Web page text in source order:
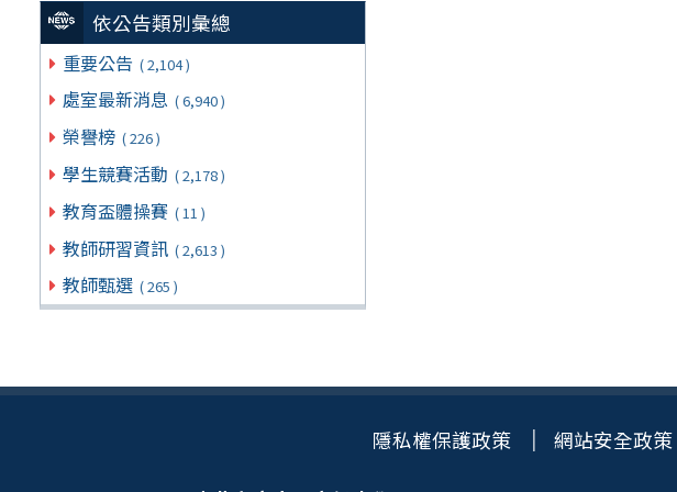
依公告類別彙總
重要公告 ( 2,104 )
處室最新消息 ( 6,940 )
榮譽榜 ( 226 )
學生競賽活動 ( 2,178 )
教育盃體操賽 ( 11 )
教師研習資訊 ( 2,613 )
教師甄選 ( 265 )
隱私權保護政策 網站安全政策